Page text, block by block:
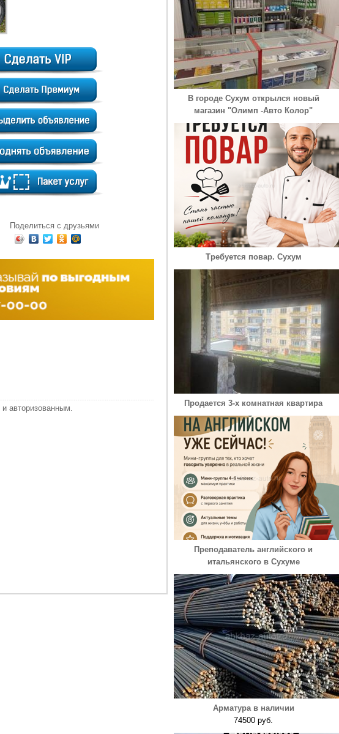
Поделиться с друзьями
и авторизованным.
В городе Сухум открылся новый
магазин "Олимп -Авто Колор"
Требуется повар. Сухум
Продается 3-х комнатная квартира
Преподаватель английского и
итальянского в Сухуме
Арматура в наличии
74500 руб.